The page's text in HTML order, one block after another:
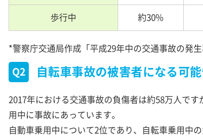
歩行中 約30%
*警察庁交通局作成「平成29年中の交通事故の発
Q2 自転車事故の被害者になる可能
2017年における交通事故の負傷者は約58万人で
用中に事故にあっています。
自動車乗用中について2位であり、自転車乗用中